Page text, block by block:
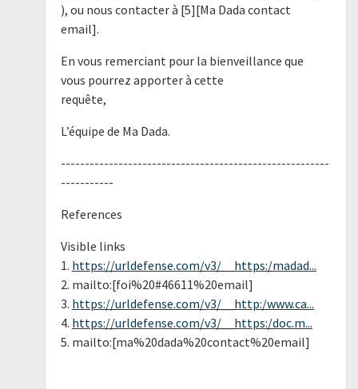
), ou nous contacter à [5][Ma Dada contact
email].
En vous remerciant pour la bienveillance que
vous pourrez apporter à cette
requête,
L’équipe de Ma Dada.
--------------------------------------------------------
-----------
References
Visible links
1. https://urldefense.com/v3/__https:/madad...
2. mailto:[foi%20#46611%20email]
3. https://urldefense.com/v3/__http:/www.ca...
4. https://urldefense.com/v3/__https:/doc.m...
5. mailto:[ma%20dada%20contact%20email]